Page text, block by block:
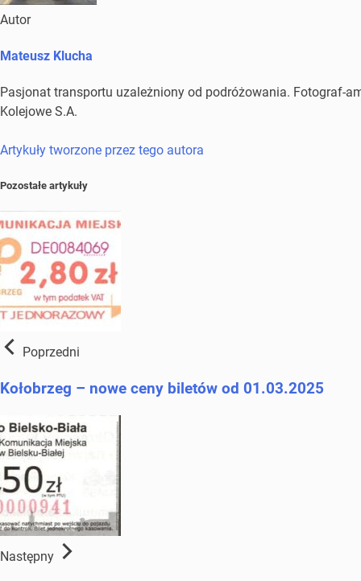
Autor
Mateusz Klucha
Pasjonat transportu uzależniony od podróżowania. Fotograf-
Kolejowe S.A.
Artykuły tworzone przez tego autora
Pozostałe artykuły
Poprzedni
Kołobrzeg – nowe ceny biletów od 01.03.2025
Następny